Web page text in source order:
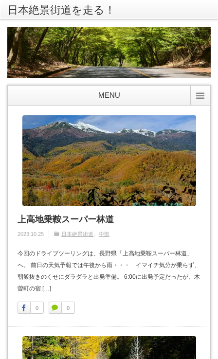
日本絶景街道を走る！
MENU
上高地乗鞍スーパー林道
2023.10.25 日本絶景街道 中部
今回のドライブツーリングは、長野県「上高地乗鞍スーパー林道」
へ。 前日の天気予報では午後から雨・・・ イマイチ気分が乗らず、
朝飯抜きのくせにダラダラと出発準備。 6:00に出発予定だったが、木
曽町の宿 […]
0 0